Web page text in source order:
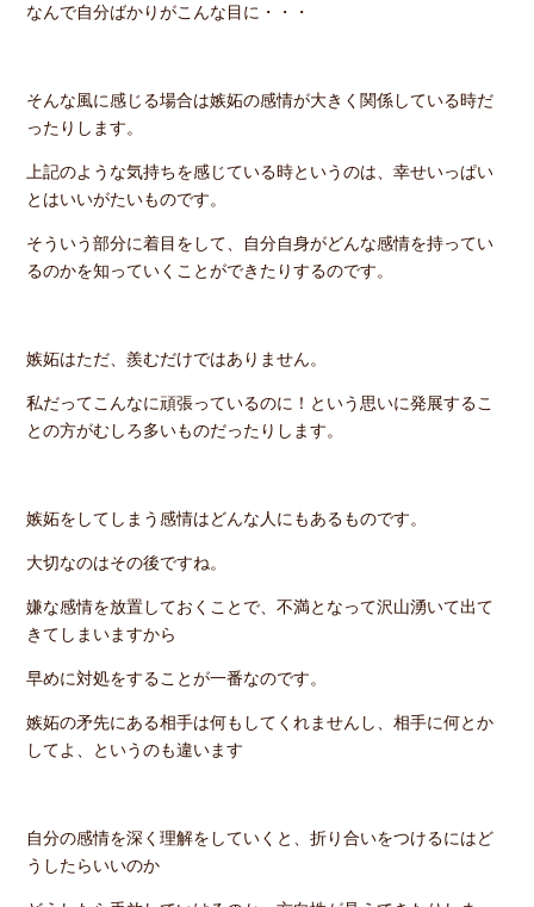
なんで自分ばかりがこんな目に・・・
そんな風に感じる場合は嫉妬の感情が大きく関係している時だ
ったりします。
上記のような気持ちを感じている時というのは、幸せいっぱい
とはいいがたいものです。
そういう部分に着目をして、自分自身がどんな感情を持ってい
るのかを知っていくことができたりするのです。
嫉妬はただ、羨むだけではありません。
私だってこんなに頑張っているのに！という思いに発展するこ
との方がむしろ多いものだったりします。
嫉妬をしてしまう感情はどんな人にもあるものです。
大切なのはその後ですね。
嫌な感情を放置しておくことで、不満となって沢山湧いて出て
きてしまいますから
早めに対処をすることが一番なのです。
嫉妬の矛先にある相手は何もしてくれませんし、相手に何とか
してよ、というのも違います
自分の感情を深く理解をしていくと、折り合いをつけるにはど
うしたらいいのか